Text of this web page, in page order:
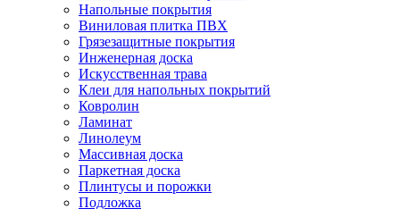
Напольные покрытия
Виниловая плитка ПВХ
Грязезащитные покрытия
Инженерная доска
Искусственная трава
Клеи для напольных покрытий
Ковролин
Ламинат
Линолеум
Массивная доска
Паркетная доска
Плинтусы и порожки
Подложка